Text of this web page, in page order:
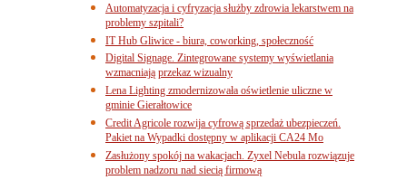
Automatyzacja i cyfryzacja służby zdrowia lekarstwem na
problemy szpitali?
IT Hub Gliwice - biura, coworking, społeczność
Digital Signage. Zintegrowane systemy wyświetlania
wzmacniają przekaz wizualny
Lena Lighting zmodernizowała oświetlenie uliczne w
gminie Gierałtowice
Credit Agricole rozwija cyfrową sprzedaż ubezpieczeń.
Pakiet na Wypadki dostępny w aplikacji CA24 Mo
Zasłużony spokój na wakacjach. Zyxel Nebula rozwiązuje
problem nadzoru nad siecią firmową